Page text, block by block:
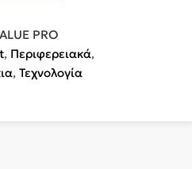
PRO
, Περιφερειακά,
, Τεχνολογία